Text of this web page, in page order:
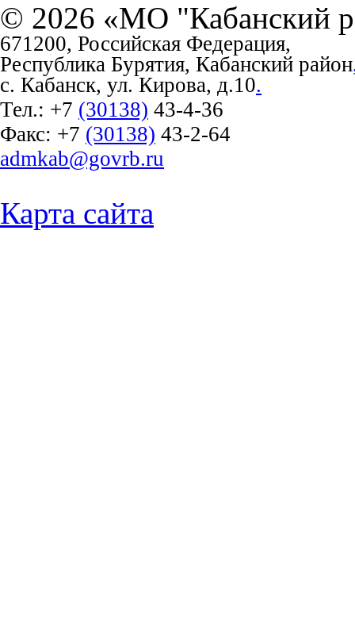
© 2026 «МО "Кабанский
671200, Российская Федерация,
Республика Бурятия, Кабанский район
с. Кабанск, ул. Кирова, д.10.
Тел.: +7 (30138) 43-4-36
Факс: +7 (30138) 43-2-64
admkab@govrb.ru
Карта сайта